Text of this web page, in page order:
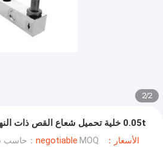
2
/
2
0.05t خلية تحميل شعاع القص ذات النهاية الواحدة
الأسعار：negotiable MOQ：حاسب شخصي 1